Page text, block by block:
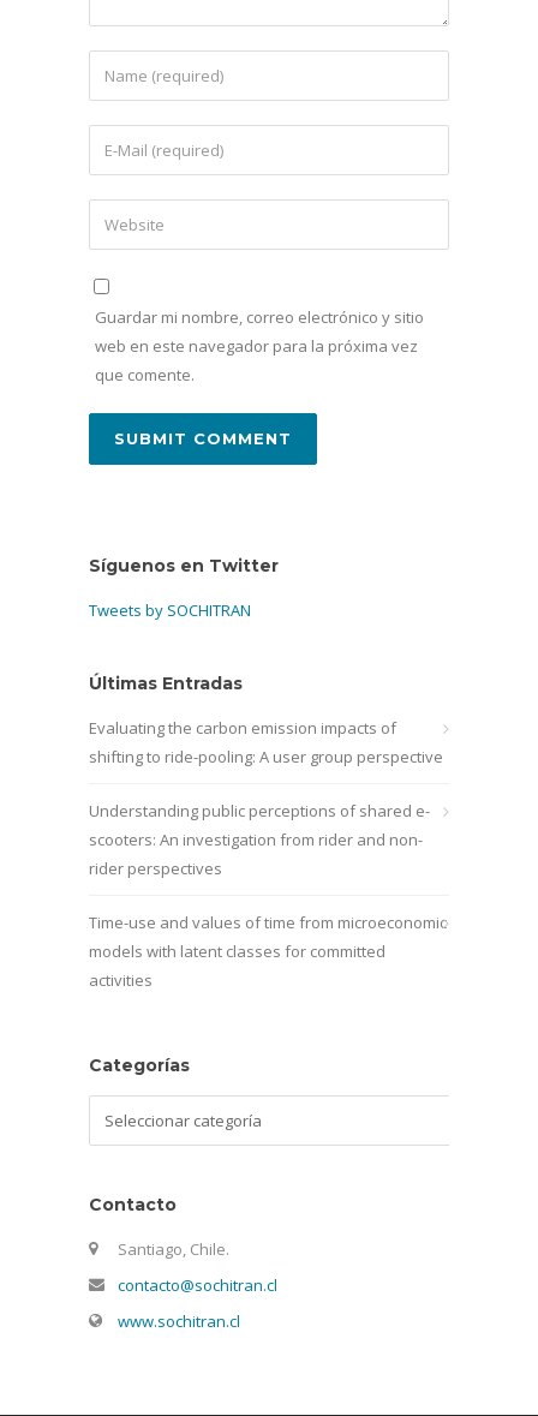
Guardar mi nombre, correo electrónico y sitio
web en este navegador para la próxima vez
que comente.
Síguenos en Twitter
Tweets by SOCHITRAN
Últimas Entradas
Evaluating the carbon emission impacts of
shifting to ride-pooling: A user group perspective
Understanding public perceptions of shared e-
scooters: An investigation from rider and non-
rider perspectives
Time-use and values of time from microeconomic
models with latent classes for committed
activities
Categorías
Contacto
Santiago, Chile.
contacto@sochitran.cl
www.sochitran.cl